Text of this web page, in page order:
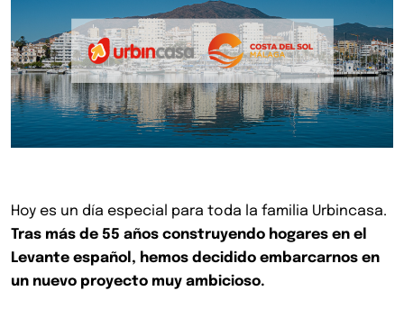
Hoy es un día especial para toda la familia Urbincasa.
Tras más de 55 años construyendo hogares en el
Levante español, hemos decidido embarcarnos en
un nuevo proyecto muy ambicioso.